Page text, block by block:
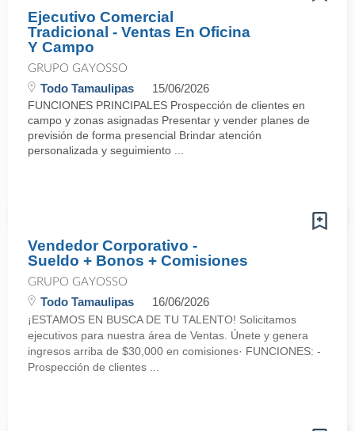
Ejecutivo Comercial
Tradicional - Ventas En Oficina
Y Campo
GRUPO GAYOSSO
Todo Tamaulipas 15/06/2026
FUNCIONES PRINCIPALES Prospección de clientes en
campo y zonas asignadas Presentar y vender planes de
previsión de forma presencial Brindar atención
personalizada y seguimiento ...
Vendedor Corporativo -
Sueldo + Bonos + Comisiones
GRUPO GAYOSSO
Todo Tamaulipas 16/06/2026
¡ESTAMOS EN BUSCA DE TU TALENTO! Solicitamos
ejecutivos para nuestra área de Ventas. Únete y genera
ingresos arriba de $30,000 en comisiones· FUNCIONES: -
Prospección de clientes ...